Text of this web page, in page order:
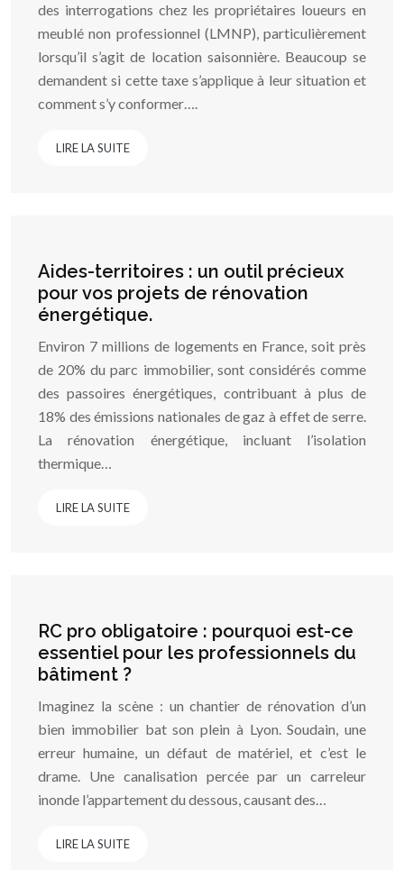
des interrogations chez les propriétaires loueurs en
meublé non professionnel (LMNP), particulièrement
lorsqu’il s’agit de location saisonnière. Beaucoup se
demandent si cette taxe s’applique à leur situation et
comment s’y conformer….
LIRE LA SUITE
Aides-territoires : un outil précieux
pour vos projets de rénovation
énergétique.
Environ 7 millions de logements en France, soit près
de 20% du parc immobilier, sont considérés comme
des passoires énergétiques, contribuant à plus de
18% des émissions nationales de gaz à effet de serre.
La rénovation énergétique, incluant l’isolation
thermique…
LIRE LA SUITE
RC pro obligatoire : pourquoi est-ce
essentiel pour les professionnels du
bâtiment ?
Imaginez la scène : un chantier de rénovation d’un
bien immobilier bat son plein à Lyon. Soudain, une
erreur humaine, un défaut de matériel, et c’est le
drame. Une canalisation percée par un carreleur
inonde l’appartement du dessous, causant des…
LIRE LA SUITE